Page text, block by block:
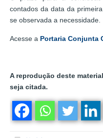
contados da data da
se observada a necessidade.
Acesse a Portaria Conjunta
A reprodução deste
seja citada.